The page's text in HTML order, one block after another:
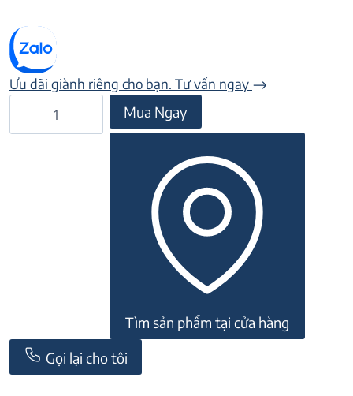
Ưu đãi giành riêng cho bạn. Tư vấn ngay
Mua Ngay
Tìm sản phẩm tại cửa hàng
Gọi lại cho tôi